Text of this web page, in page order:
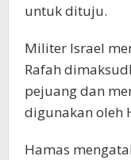
untuk dituju.
Militer Israel
Rafah
pejuang dan
digunakan oleh
Hamas